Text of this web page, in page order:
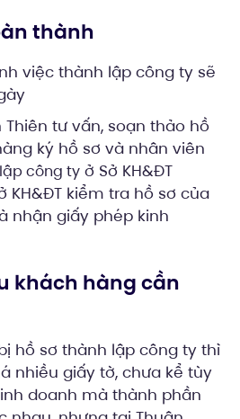
thành
việc thành lập công ty sẽ
Thiên tư vấn, soạn thảo hồ
ký hồ sơ và nhân viên
công ty ở Sở KH&ĐT
KH&ĐT kiểm tra hồ sơ của
nhận giấy phép kinh
khách hàng cần
hồ sơ thành lập công ty thì
nhiều giấy tờ, chưa kể tùy
doanh mà thành phần